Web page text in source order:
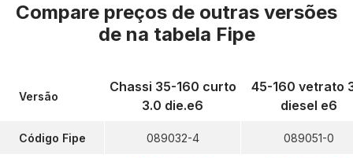
Compare preços de outras versões
de na tabela Fipe
Versão
Código Fipe
Chassi 35-160 curto
3.0 die.e6
089032-4
45-160 vetrato
diesel e6
089051-0